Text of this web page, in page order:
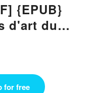
{EPUB}
d'art du
for free